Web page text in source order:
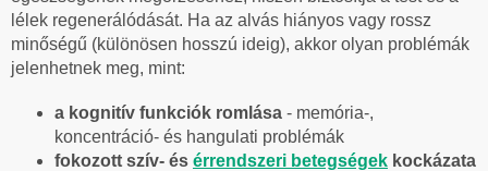
lélek regenerálódását. Ha az alvás hiányos vagy rossz
minőségű (különösen hosszú ideig), akkor olyan problémák
jelenhetnek meg, mint:
a kognitív funkciók romlása - memória-,
koncentráció- és hangulati problémák
fokozott szív- és érrendszeri betegségek kockázata